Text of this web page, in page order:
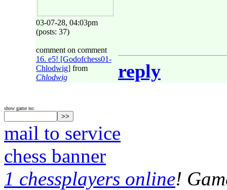
03-07-28, 04:03pm
(posts: 37)
comment on comment
16. e5! [Godofchess01-
Chlodwig] from
Chlodwig
reply
show game no:
mail to service
chess banner
1 chessplayers online!